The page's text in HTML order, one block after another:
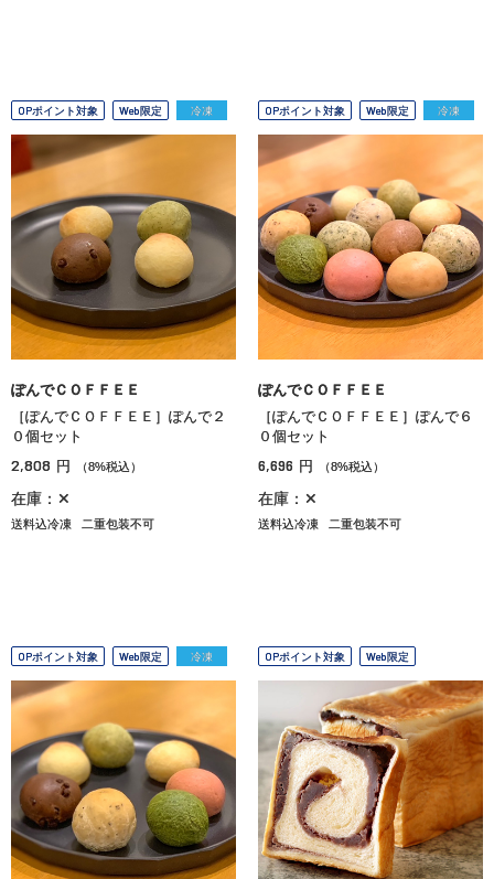
OPポイント対象 Web限定 冷凍
ぽんでＣＯＦＦＥＥ
［ぽんでＣＯＦＦＥＥ］ぽんで２
０個セット
2,808 円 （8%税込）
在庫：✕
送料込冷凍 二重包装不可
OPポイント対象 Web限定 冷凍
ぽんでＣＯＦＦＥＥ
［ぽんでＣＯＦＦＥＥ］ぽんで６
０個セット
6,696 円 （8%税込）
在庫：✕
送料込冷凍 二重包装不可
OPポイント対象 Web限定 冷凍 OPポイント対象 Web限定